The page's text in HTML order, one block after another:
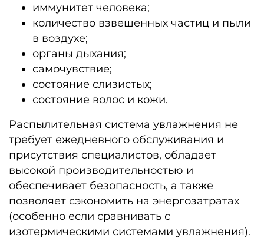
иммунитет человека;
количество взвешенных частиц и пыли
в воздухе;
органы дыхания;
самочувствие;
состояние слизистых;
состояние волос и кожи.
Распылительная система увлажнения не
требует ежедневного обслуживания и
присутствия специалистов, обладает
высокой производительностью и
обеспечивает безопасность, а также
позволяет сэкономить на энергозатратах
(особенно если сравнивать с
изотермическими системами увлажнения).